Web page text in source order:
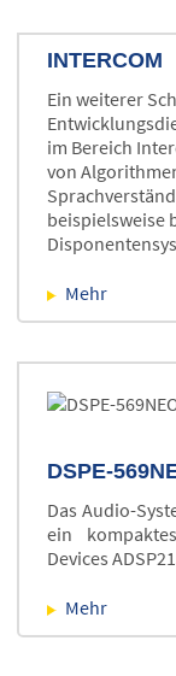
INTERCOM
Ein weiterer
im Bereich
von
beispielsweise
Mehr
DSPE-
Das Audio-
ein
Devices
Mehr